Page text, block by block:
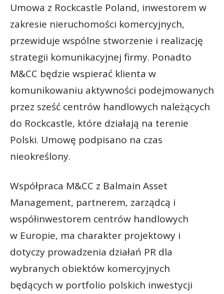
Umowa z Rockcastle Poland, inwestorem w
zakresie nieruchomości komercyjnych,
przewiduje wspólne stworzenie i realizację
strategii komunikacyjnej firmy. Ponadto
M&CC będzie wspierać klienta w
komunikowaniu aktywności podejmowanych
przez sześć centrów handlowych należących
do Rockcastle, które działają na terenie
Polski. Umowę podpisano na czas
nieokreślony.
Współpraca M&CC z Balmain Asset
Management, partnerem, zarządcą i
współinwestorem centrów handlowych
w Europie, ma charakter projektowy i
dotyczy prowadzenia działań PR dla
wybranych obiektów komercyjnych
będących w portfolio polskich inwestycji